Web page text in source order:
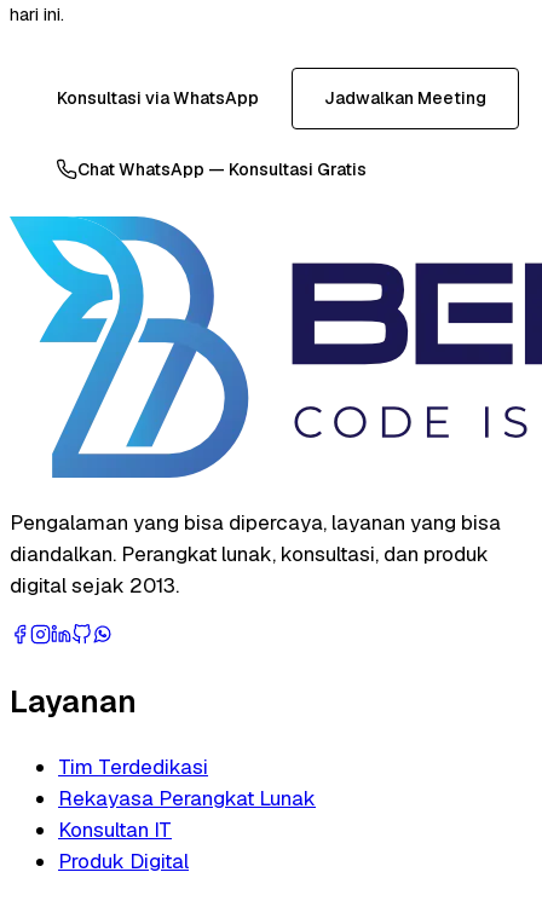
hari ini.
Konsultasi via WhatsApp Jadwalkan Meeting
Chat WhatsApp — Konsultasi Gratis
Pengalaman yang bisa dipercaya, layanan yang bisa
diandalkan. Perangkat lunak, konsultasi, dan produk
digital sejak 2013.
Layanan
Tim Terdedikasi
Rekayasa Perangkat Lunak
Konsultan IT
Produk Digital